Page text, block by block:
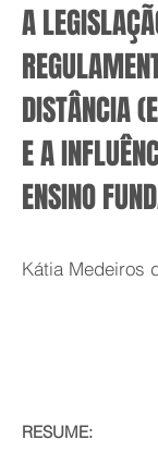
A
DISTÂNCIA
E A
ENSINO
Kátia Medeiros
RESUME: